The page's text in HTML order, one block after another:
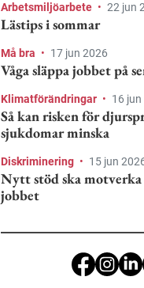
Arbetsmiljöarbete • 22 jun
Lästips i sommar
Må bra • 17 jun 2026
Våga släppa jobbet på
Klimatförändringar • 16
Så kan risken för
sjukdomar minska
Diskriminering • 15 jun
Nytt stöd ska motverka
jobbet